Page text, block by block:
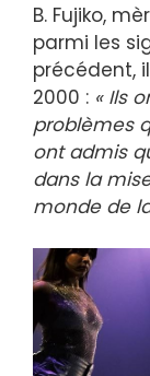
B. Fujiko,
parmi les
précédent,
2000 : « Ils
problèmes
ont admis
dans la
monde de